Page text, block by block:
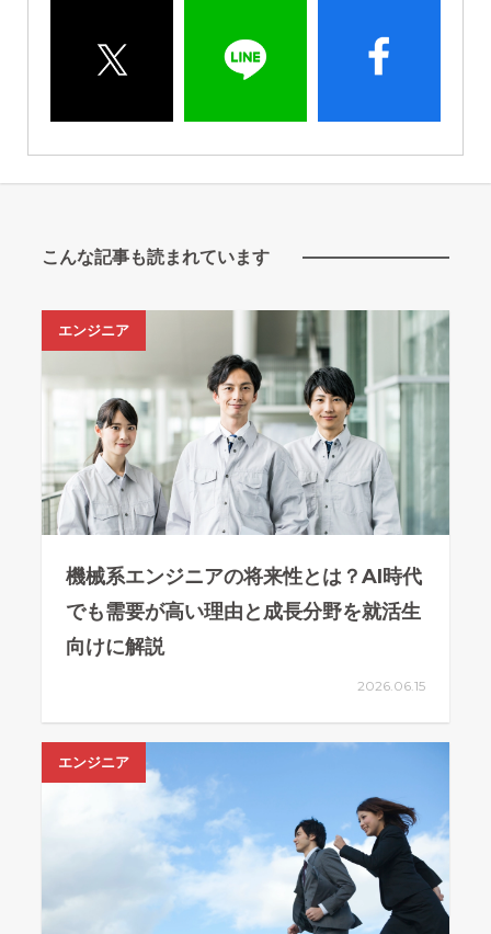
こんな記事も読まれています
エンジニア
機械系エンジニアの将来性とは？AI時代
でも需要が高い理由と成長分野を就活生
向けに解説
2026.06.15
エンジニア